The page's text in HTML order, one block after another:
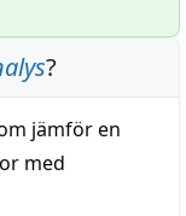
?
jämför en
med